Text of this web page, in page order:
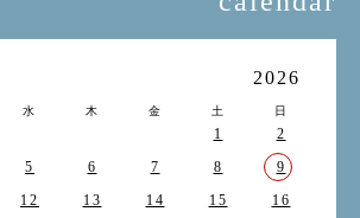
2026
水 木 金 土 日
1
2
5 6 7 8
9
12 13 14 15
16